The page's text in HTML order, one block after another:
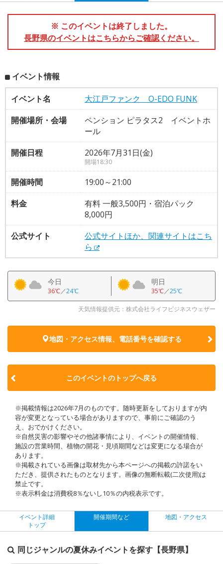
※ このイベントは終了しました。
長野県のイベントはこちらからご確認ください。
イベント情報
イベント名
大江戸ファンク O-EDO FUNK
開催場所・会場
ペンション ピラタス2 イベントホ
ール
開催日程
2026年7月31日(金)
開場18:30
開催時間
19:00～21:00
料金
有料 一般3,500円・宿泊パック
8,000円
公式サイト
公式サイトほか、関連サイトはこち
ら
今日
36℃／24℃
明日
35℃／25℃
天気情報提供元：株式会社ライフビジネスウェザー
地図・アクセス情報、電話番号を確認する
このイベントのトップへ戻る
※掲載情報は2026年7月のものです。随時更新をしておりますが内
容が変更となっている場合がありますので、事前にご確認のう
え、おでかけください。
※自然災害の影響やその他諸事情により、イベントの開催情報、
施設の営業時間、植物の開花・見頃期間などは変更になる場合が
あります。
※掲載されている画像は取材先から本ページへの掲載の許諾をい
ただき、提供されたものとなります。画像の無断転載(二次使用)は
禁止です。
※表示料金は消費税8％ないし10％の内税表示です。
イベント詳細
トップ
開催期間など 地図・アクセス
同じジャンルの夏休みイベントを探す【長野県】